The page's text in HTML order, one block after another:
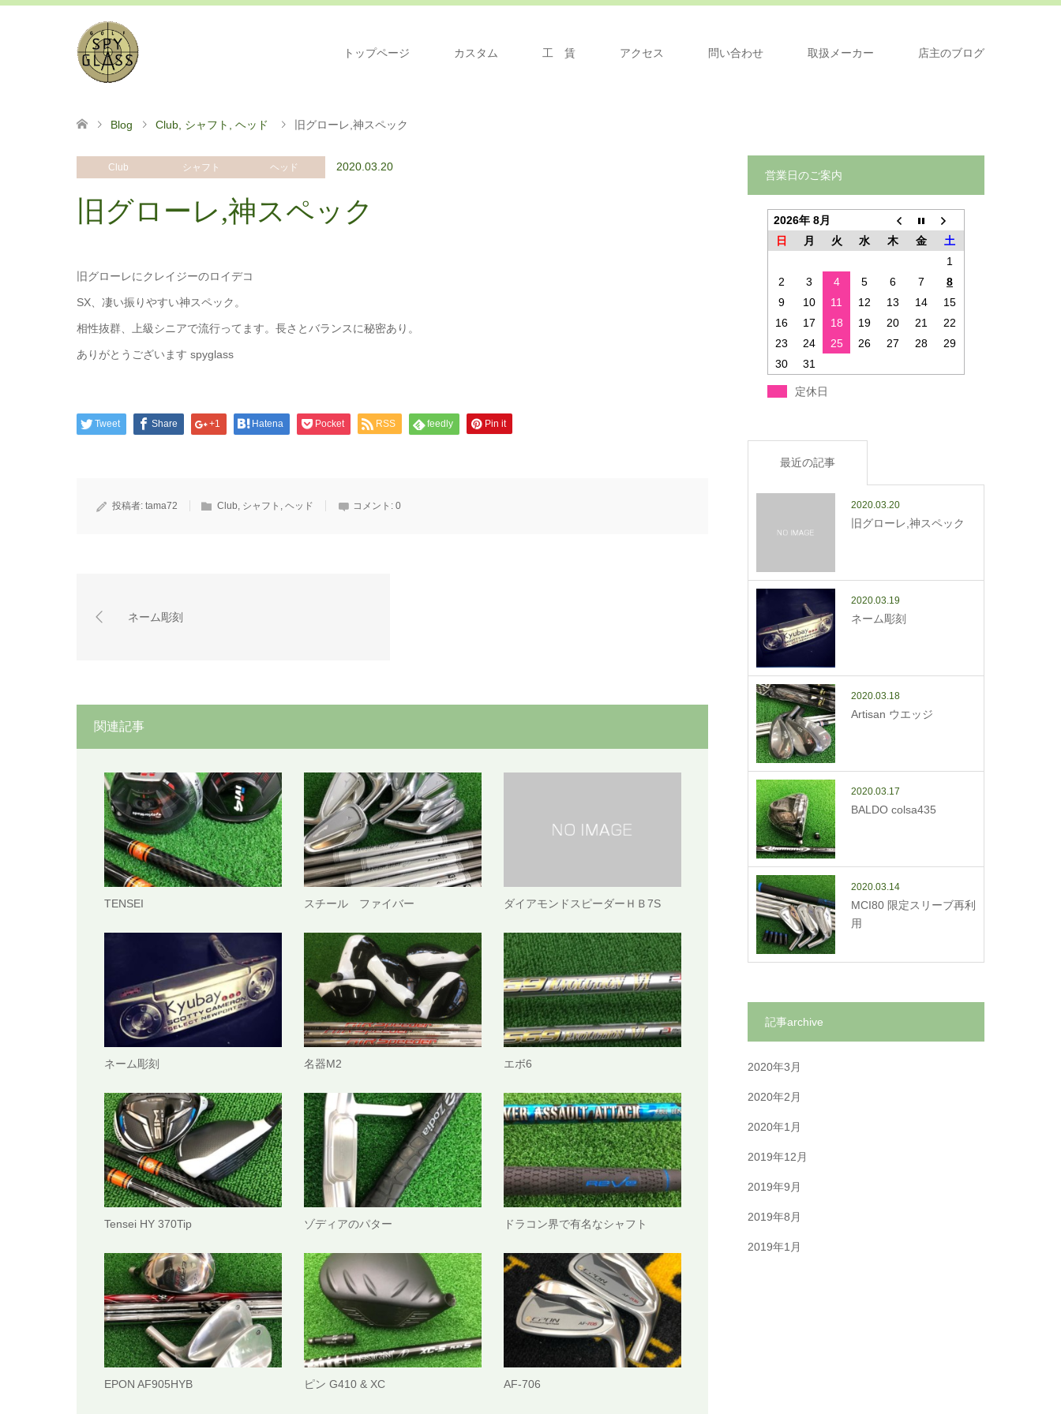
トップページ カスタム 工 賃 アクセス 問い合わせ 取扱メーカー 店主のブログ
Blog Club シャフト ヘッド 旧グローレ,神スペック
Club シャフト ヘッド 2020.03.20
旧グローレ,神スペック
旧グローレにクレイジーのロイデコ
SX、凄い振りやすい神スペック。
相性抜群、上級シニアで流行ってます。長さとバランスに秘密あり。
ありがとうございます spyglass
Tweet Share +1 Hatena Pocket RSS feedly Pin it
投稿者: tama72 Club, シャフト , ヘッド コメント: 0
ネーム彫刻
関連記事
TENSEI スチール ファイバー ダイアモンドスピーダーＨＢ7S
ネーム彫刻 名器M2 エボ6
Tensei HY 370Tip ゾディアのパター ドラコン界で有名なシャフト
EPON AF905HYB ピン G410 & XC AF-706
営業日のご案内
2026年 8月
日
月 火 水 木 金
土
1
2
3 4 5 6 7
8
9
10 11 12 13 14
15
16
17 18 19 20 21
22
23
24 25 26 27 28
29
30
31
定休日
最近の記事
2020.03.20
旧グローレ,神スペック
2020.03.19
ネーム彫刻
2020.03.18
Artisan ウエッジ
2020.03.17
BALDO colsa435
2020.03.14
MCI80 限定スリーブ再利
用
記事archive
2020年3月
2020年2月
2020年1月
2019年12月
2019年9月
2019年8月
2019年1月